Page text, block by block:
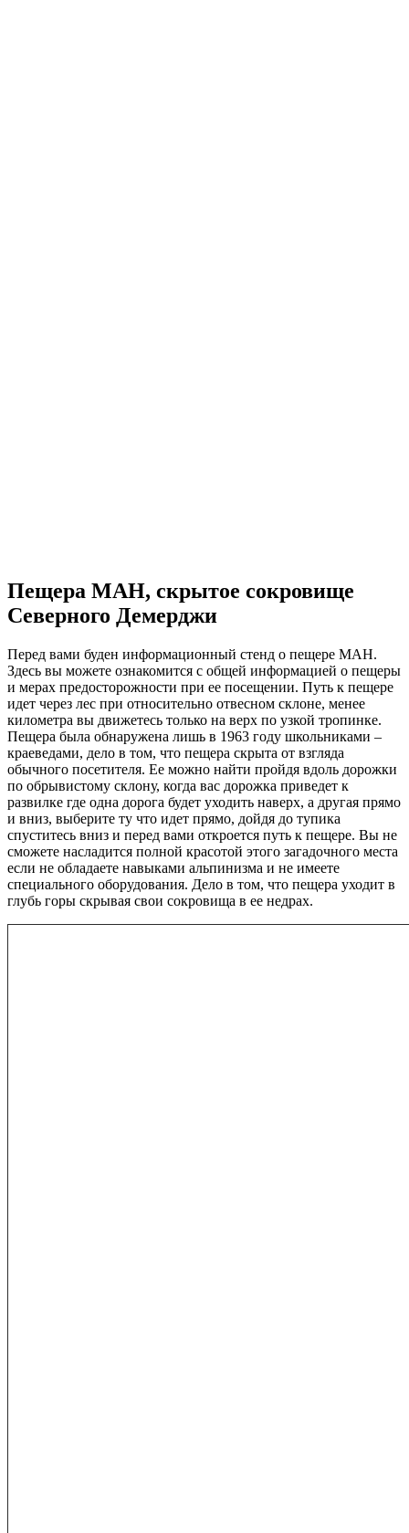
Пещера МАН, скрытое сокровище
Северного Демерджи
Перед вами буден информационный стенд о пещере МАН.
Здесь вы можете ознакомится с общей информацией о пещеры
и мерах предосторожности при ее посещении. Путь к пещере
идет через лес при относительно отвесном склоне, менее
километра вы движетесь только на верх по узкой тропинке.
Пещера была обнаружена лишь в 1963 году школьниками –
краеведами, дело в том, что пещера скрыта от взгляда
обычного посетителя. Ее можно найти пройдя вдоль дорожки
по обрывистому склону, когда вас дорожка приведет к
развилке где одна дорога будет уходить наверх, а другая прямо
и вниз, выберите ту что идет прямо, дойдя до тупика
спуститесь вниз и перед вами откроется путь к пещере. Вы не
сможете насладится полной красотой этого загадочного места
если не обладаете навыками альпинизма и не имеете
специального оборудования. Дело в том, что пещера уходит в
глубь горы скрывая свои сокровища в ее недрах.